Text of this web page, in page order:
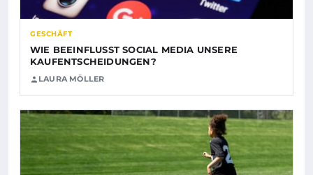
GESCHÄFT
WIE BEEINFLUSST SOCIAL MEDIA UNSERE
KAUFENTSCHEIDUNGEN?
LAURA MÖLLER